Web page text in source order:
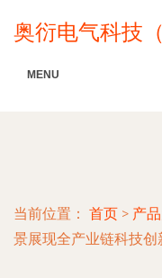
奥衍电气科技
MENU
当前位置： 首页 > 产
景展现全产业链科技